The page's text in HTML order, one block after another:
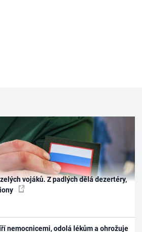
vojáků. Z padlých dělá dezertéry,
nemocnicemi, odolá lékům a ohrožuje